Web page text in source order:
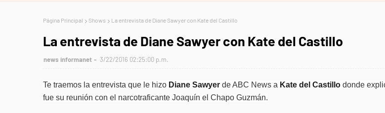
Página Principal Shows La entrevista de Diane Sawyer con Kate del Castillo
La entrevista de Diane Sawyer con Kate del Castillo
news informanet 3/22/2016 02:25:00 p.m.
Te traemos la entrevista que le hizo Diane Sawyer de ABC News a Kate del Castillo donde
fue su reunión con el narcotraficante Joaquín el Chapo Guzmán.